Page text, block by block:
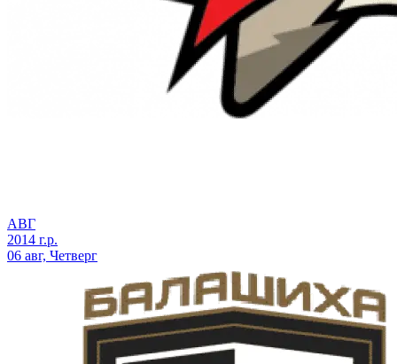
АВГ
2014 г.р.
06 авг, Четверг